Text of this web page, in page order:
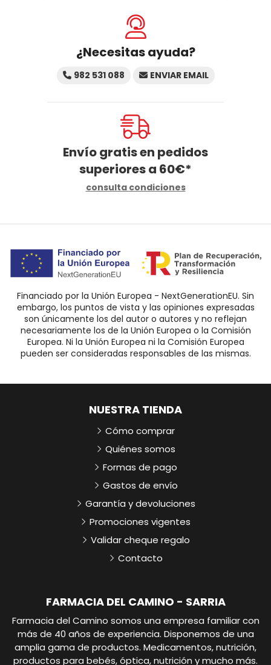
¿Necesitas ayuda?
982 531 088 ENVIAR EMAIL
Envío gratis en pedidos
superiores a 60€*
consulta condiciones
Financiado por la Unión Europea - NextGenerationEU. Sin
embargo, los puntos de vista y las opiniones expresadas
son únicamente los del autor o autores y no reflejan
necesariamente los de la Unión Europea o la Comisión
Europea. Ni la Unión Europea ni la Comisión Europea
pueden ser consideradas responsables de las mismas.
FARMACIA DEL CAMINO - SARRIA
Farmacia del Camino somos una empresa familiar con
más de 40 años de experiencia. Disponemos de una
amplia gama de productos. Medicamentos, nutrición,
productos para bebés, óptica, nutrición y mucho más.
NUESTRA TIENDA
Cómo comprar
Quiénes somos
Formas de pago
Gastos de envío
Garantía y devoluciones
Promociones vigentes
Validar cheque regalo
Contacto